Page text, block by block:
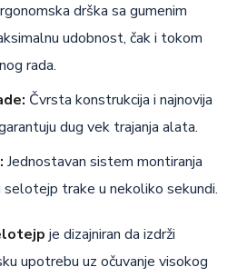
drška sa gumenim
udobnost, čak i tokom
rada.
Čvrsta konstrukcija i najnovija
dug vek trajanja alata.
Jednostavan sistem montiranja
selotejp trake u nekoliko sekundi.
je dizajniran da izdrži
upotrebu uz očuvanje visokog